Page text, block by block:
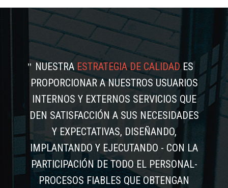
NUESTRAESTRATEGIA DE CALIDADES
PROPORCIONAR A NUESTROS USUARIOS
INTERNOS Y EXTERNOS SERVICIOS QUE
DEN SATISFACCIÓN A SUS NECESIDADES
Y EXPECTATIVAS, DISEÑANDO,
IMPLANTANDO Y EJECUTANDO - CON LA
PARTICIPACIÓN DE TODO EL PERSONAL-
PROCESOS FIABLES QUE OBTENGAN